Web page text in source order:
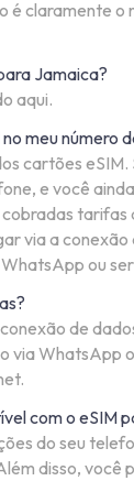
é claramente o
Jamaica?
aqui.
meu número
cartões eSIM.
e você
tarifas
via a
ou
de
via WhatsApp
com o eSIM
do seu
disso, você